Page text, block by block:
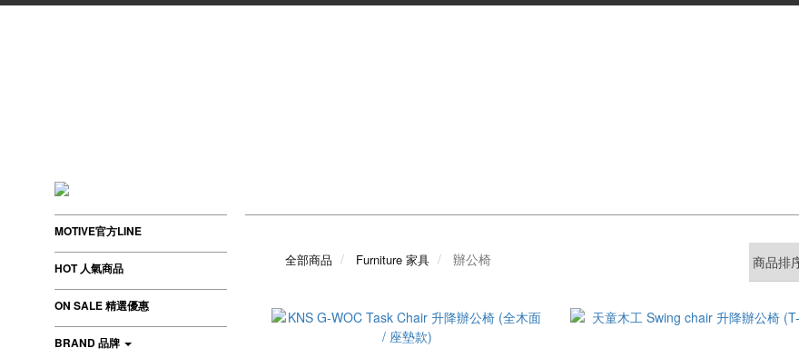
MOTIVE官方LINE
HOT 人氣商品
ON SALE 精選優惠
BRAND 品牌
全部商品 Furniture 家具 辦公椅